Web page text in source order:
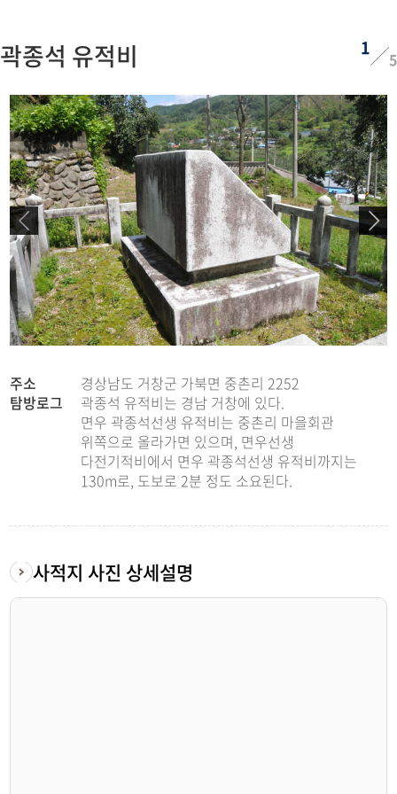
곽종석 유적비 1 5
주소
경상남도 거창군 가북면 중촌리 2252
탐방로그
곽종석 유적비는 경남 거창에 있다.
면우 곽종석선생 유적비는 중촌리 마을회관
위쪽으로 올라가면 있으며, 면우선생
다전기적비에서 면우 곽종석선생 유적비까지는
130m로, 도보로 2분 정도 소요된다.
사적지 사진 상세설명